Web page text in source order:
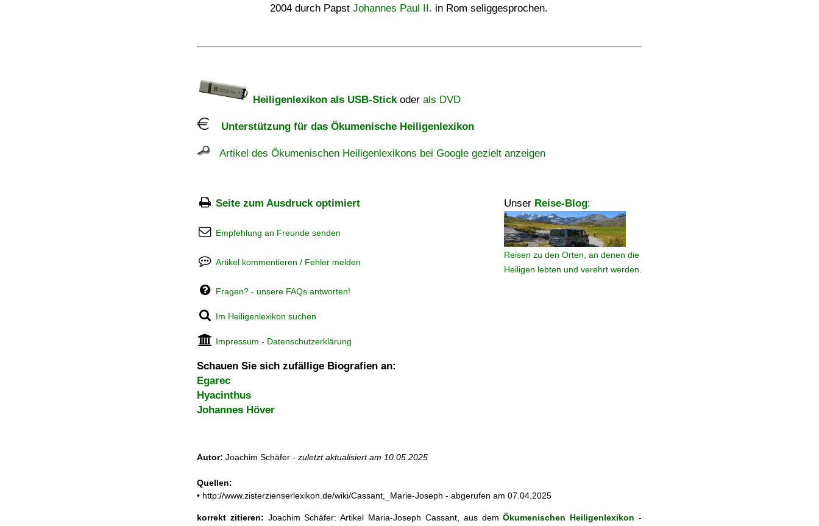
2004 durch Papst Johannes Paul II. in Rom seliggesprochen.
Heiligenlexikon als USB-Stickoder als DVD
Unterstützung für das Ökumenische Heiligenlexikon
Artikel des Ökumenischen Heiligenlexikons bei Google gezielt anzeigen
Seite zum Ausdruck optimiert Unser Reise-Blog:
Reisen zu den Orten, an denen die
Heiligen lebten und verehrt werden.
Empfehlung an Freunde senden
Artikel kommentieren / Fehler melden
Fragen? - unsere FAQs antworten!
Im Heiligenlexikon suchen
Impressum - Datenschutzerklärung
Schauen Sie sich zufällige Biografien an:
Egarec
Hyacinthus
Johannes Höver
Autor: Joachim Schäfer - zuletzt aktualisiert am 10.05.2025
Quellen:
• http://www.zisterzienserlexikon.de/wiki/Cassant,_Marie-Joseph - abgerufen am 07.04.2025
korrekt zitieren: Joachim Schäfer: Artikel Maria-Joseph Cassant, aus demÖkumenischen Heiligenlexikon -